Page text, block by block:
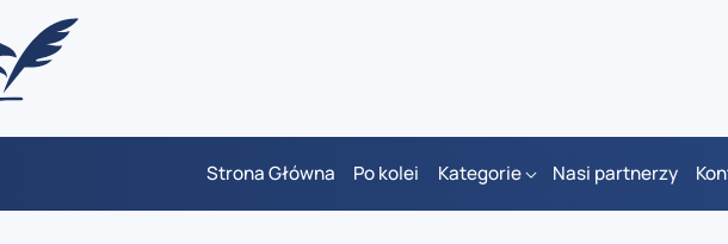
Strona Główna Po kolei Kategorie Nasi partnerzy